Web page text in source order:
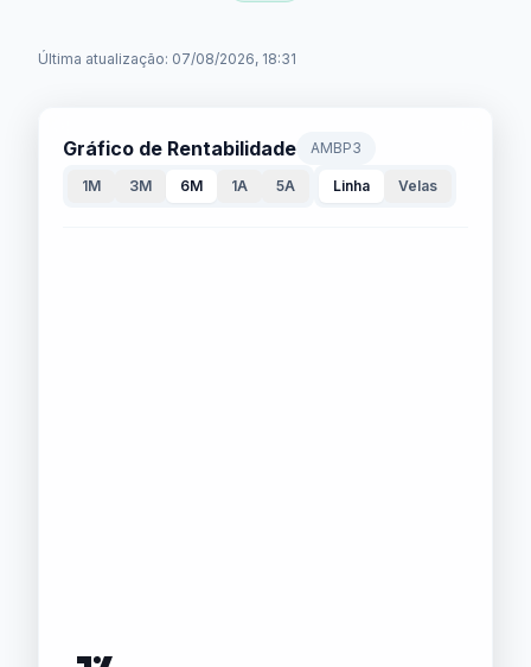
Última atualização: 07/08/2026, 18:31
Gráfico de Rentabilidade AMBP3
1M 3M 6M 1A 5A Linha Velas